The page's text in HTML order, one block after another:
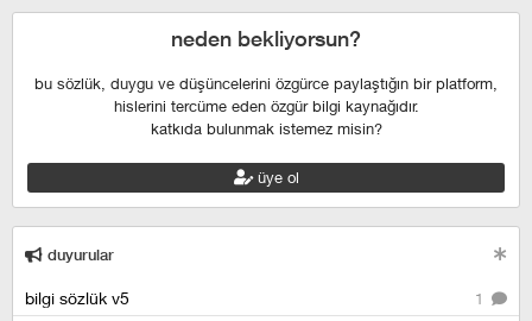
neden bekliyorsun?
bu sözlük, duygu ve düşüncelerini özgürce paylaştığın bir platform,
hislerini tercüme eden özgür bilgi kaynağıdır.
katkıda bulunmak istemez misin?
üye ol
duyurular
1
bilgi sözlük v5